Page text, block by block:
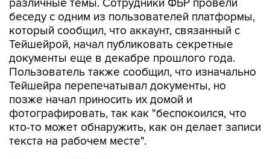
различные темы. Сотрудники ФБР провели
беседу с одним из пользователей платформы,
который сообщил, что аккаунт, связанный с
Тейшейрой, начал публиковать секретные
документы еще в декабре прошлого года.
Пользователь также сообщил, что изначально
Тейшейра перепечатывал документы, но
позже начал приносить их домой и
фотографировать, так как "беспокоился, что
кто-то может обнаружить, как он делает записи
текста на рабочем месте".